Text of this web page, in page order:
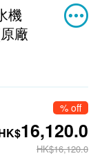
機
廠
% off
16,120.0
HK$16,120.0